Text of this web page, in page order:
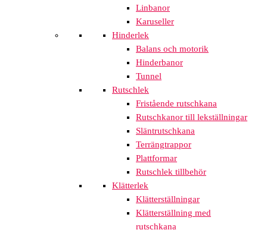
Linbanor
Karuseller
Hinderlek
Balans och motorik
Hinderbanor
Tunnel
Rutschlek
Fristående rutschkana
Rutschkanor till lekställningar
Släntrutschkana
Terrängtrappor
Plattformar
Rutschlek tillbehör
Klätterlek
Klätterställningar
Klätterställning med
rutschkana